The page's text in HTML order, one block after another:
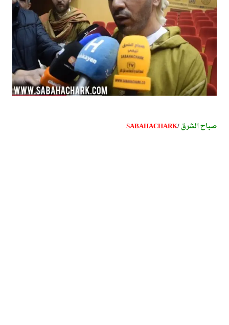
صباح الشرق/
SABAHACHARK